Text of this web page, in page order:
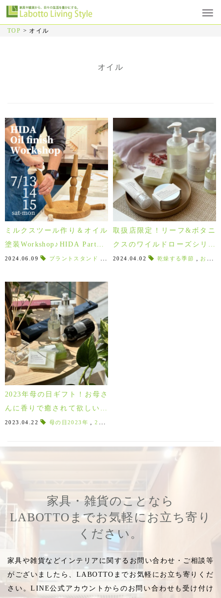
TOP > オイル
オイル
ミルクスツール作り＆オイル
塗装Workshop♪HIDA Partner
s限定イベントご予約募集中！
2024.06.09 プラントスタンド 夏のイベント, 要予約,オイル塗装,
取扱店限定！リーフ&ボタニ
クスのワイルドローズシリー
ズで丁寧なボディケア♪
2024.04.02 乾燥する季節 おすすめの使い方
2023年母の日ギフト！お母さ
んに香りで癒されて欲しいフ
レグランスアイテム特集♪
2023.04.22 母の日2023年 ,2023年母の日ギフト
家具・雑貨のことなら
LABOTTOまでお気軽にお立ち寄り
ください。
家具や雑貨などインテリアに関するお問い合わせ・ご相談等
がございましたら、LABOTTOまでお気軽にお立ち寄りくだ
さい。LINE公式アカウントからのお問い合わせも受け付け